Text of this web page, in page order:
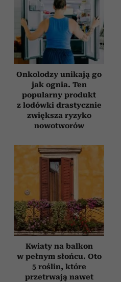
Onkolodzy unikają go
jak ognia. Ten
popularny produkt
z lodówki drastycznie
zwiększa ryzyko
nowotworów
Kwiaty na balkon
w pełnym słońcu. Oto
5 roślin, które
przetrwają nawet